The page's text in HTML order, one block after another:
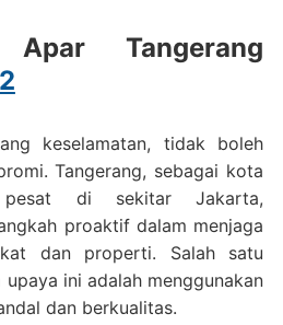
Tangerang
keselamatan, tidak boleh
Tangerang, sebagai kota
pesat di sekitar Jakarta,
proaktif dalam menjaga
dan properti. Salah satu
ini adalah menggunakan
dan berkualitas.